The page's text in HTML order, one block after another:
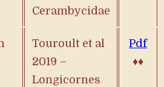
Cerambycidae
Touroult et al
2019 –
Longicornes
Pdf
♦♦